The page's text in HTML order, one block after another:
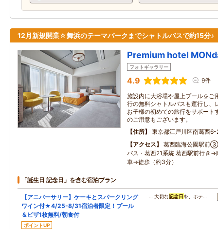
12月新規開業☆舞浜のテーマパークまでシャトルバスで約15分♪
Premium hotel
フォトギャラリー
4.9 9件
施設内に大浴場や屋上プールをご
行の無料シャトルバスも運行し、
お子様の初めての旅行をサポート
のご用意もございます。
住所
東京都江戸川区南葛西
アクセス
葛西臨海公園駅前
バス・葛西21系統 葛西駅前行き→
車→徒歩（約3分）
「誕生日 記念日」を含む宿泊プラン
【アニバーサリー】ケーキとスパークリング
ワイン付★4/25-8/31宿泊者限定！プール
＆ピザ1枚無料/朝食付
ポイントUP
… 大切な記念日 を、ホテ…